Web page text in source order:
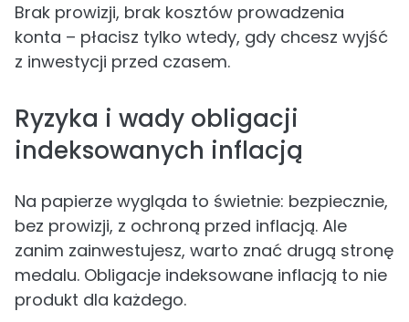
Brak prowizji, brak kosztów prowadzenia
konta – płacisz tylko wtedy, gdy chcesz wyjść
z inwestycji przed czasem.
Ryzyka i wady obligacji
indeksowanych inflacją
Na papierze wygląda to świetnie: bezpiecznie,
bez prowizji, z ochroną przed inflacją. Ale
zanim zainwestujesz, warto znać drugą stronę
medalu. Obligacje indeksowane inflacją to nie
produkt dla każdego.